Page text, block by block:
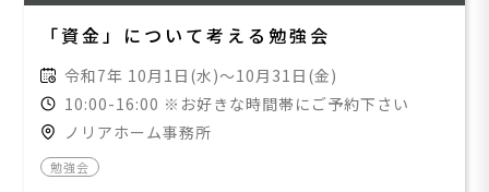
「資金」について考える勉強会
令和7年 10月1日(水)～10月31日(金)
10:00-16:00 ※お好きな時間帯にご予約下さい
ノリアホーム事務所
勉強会